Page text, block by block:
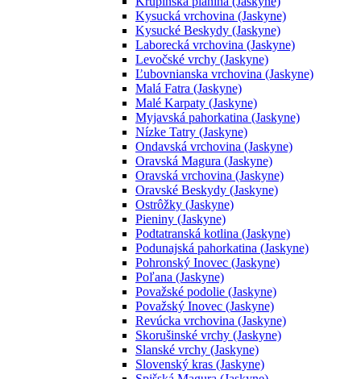
Kysucká vrchovina (Jaskyne)
Kysucké Beskydy (Jaskyne)
Laborecká vrchovina (Jaskyne)
Levočské vrchy (Jaskyne)
Ľubovnianska vrchovina (Jaskyne)
Malá Fatra (Jaskyne)
Malé Karpaty (Jaskyne)
Myjavská pahorkatina (Jaskyne)
Nízke Tatry (Jaskyne)
Ondavská vrchovina (Jaskyne)
Oravská Magura (Jaskyne)
Oravská vrchovina (Jaskyne)
Oravské Beskydy (Jaskyne)
Ostrôžky (Jaskyne)
Pieniny (Jaskyne)
Podtatranská kotlina (Jaskyne)
Podunajská pahorkatina (Jaskyne)
Pohronský Inovec (Jaskyne)
Poľana (Jaskyne)
Považské podolie (Jaskyne)
Považský Inovec (Jaskyne)
Revúcka vrchovina (Jaskyne)
Skorušinské vrchy (Jaskyne)
Slanské vrchy (Jaskyne)
Slovenský kras (Jaskyne)